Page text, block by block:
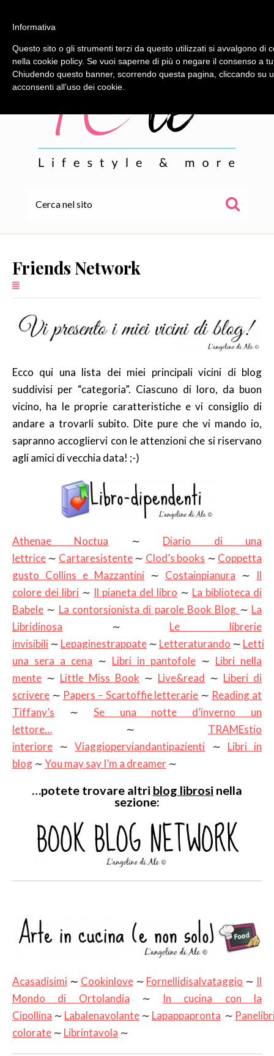
WOR(L)DS
SERVIZI
COLLABORAZIONI
Friends Network
Ecco qui una lista dei miei principali vicini di blog
suddivisi per “categoria”. Ciascuno di loro, da buon
vicino, ha le proprie caratteristiche e vi consiglio di
andare a trovarli subito. Dite pure che vi mando io,
sapranno accogliervi con le attenzioni che si riservano
agli amici di vecchia data! ;-)
Athenae Noctua ∼ Diario di una
lettrice∼ Cartaresistente∼ Clod’s books ∼ Coppetta
gusto Collins e Mazzantini ∼ Costainpianura ∼ Il
colore dei libri ∼ Il pianeta del libro ∼ La biblioteca di
Babele ∼ La contorsionista di parole Book Blog ∼ La
Libridinosa ∼ Le librerie
invisibili∼ Lepaginestrappate∼ Letteraturando ∼ Letti
una sera a cena ∼ Libri in pantofole ∼ Libri nella
mente ∼ Little Miss Book ∼ Live&read ∼ Liberi di
scrivere ∼ Papers – Scartoffie letterarie ∼ Reading at
Tiffany’s ∼ Se una notte d’inverno un
lettore… ∼ TRAMEstio
interiore ∼Viaggioperviandantipazienti ∼ Libri in
blog∼You may say I’m a dreamer∼
…potete trovare altri blog librosi nella
sezione:
Acasadisimi ∼ Cookinlove∼ Fornellidisalvataggio ∼ Il
Mondo di Ortolandia ∼ In cucina con la
Cipollina ∼ Labalenavolante∼ Lapappapronta ∼
colorate∼ Librintavola ∼
Informativa
Questo sito o gli strumenti terzi da questo utilizzati si avvalgono di
nella cookie policy. Se vuoi saperne di più o negare il consenso a
Chiudendo questo banner, scorrendo questa pagina, cliccando su
acconsenti all’uso dei cookie.